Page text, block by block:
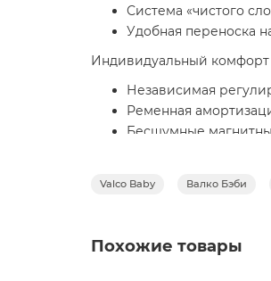
Система «чистого
Удобная переноска
Индивидуальный комфорт
Независимая
Ременная
Бесшумные
Повышенная
Valco Baby Валко Бэби
Похожие товары